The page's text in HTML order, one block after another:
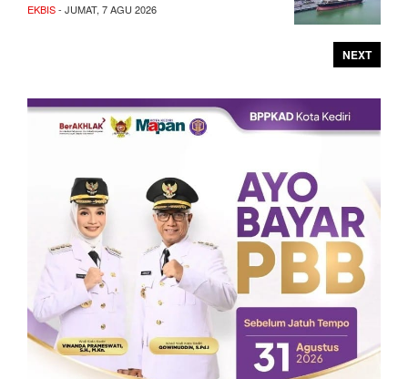
EKBIS- JUMAT, 7 AGU 2026
NEXT